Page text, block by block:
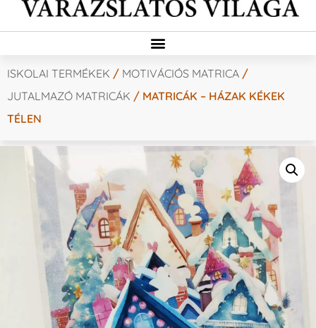
ISKOLAI TERMÉKEK / MOTIVÁCIÓS MATRICA /
JUTALMAZÓ MATRICÁK / MATRICÁK – HÁZAK KÉKEK
TÉLEN